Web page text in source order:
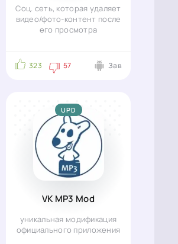
Соц. сеть, которая удаляет
видео/фото-контент после
его просмотра
323 57 Зав
VK MP3 Mod
уникальная модификация
официального приложения
UPD